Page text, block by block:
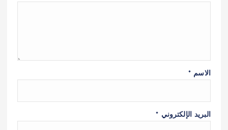
الاسم *
البريد الإلكتروني *